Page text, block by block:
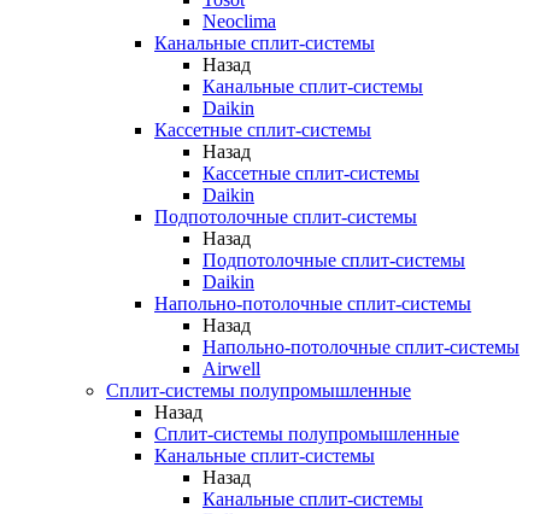
Neoclima
Канальные сплит-системы
Назад
Канальные сплит-системы
Daikin
Кассетные сплит-системы
Назад
Кассетные сплит-системы
Daikin
Подпотолочные сплит-системы
Назад
Подпотолочные сплит-системы
Daikin
Напольно-потолочные сплит-системы
Назад
Напольно-потолочные сплит-системы
Airwell
Сплит-системы полупромышленные
Назад
Сплит-системы полупромышленные
Канальные сплит-системы
Назад
Канальные сплит-системы